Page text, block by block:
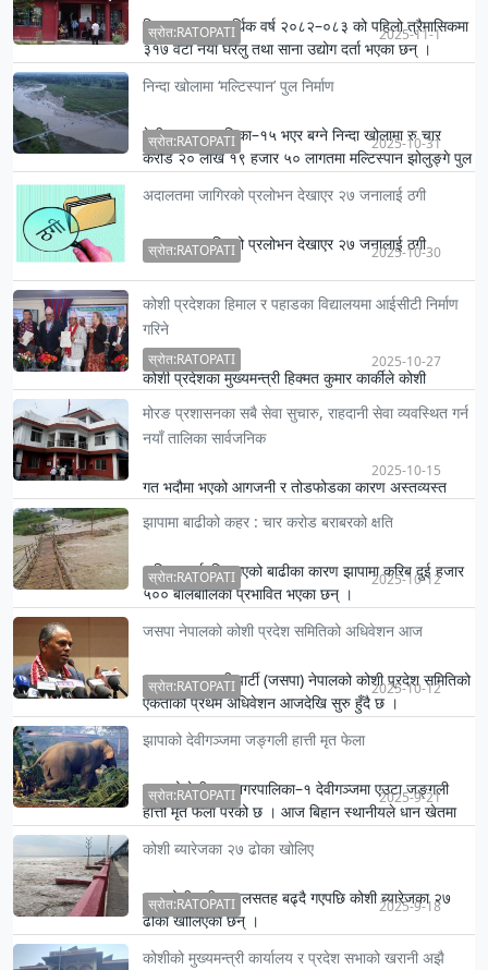
जिल्लामा चालु आर्थिक वर्ष २०८२–०८३ को पहिलो त्रैमासिकमा
३१७ वटा नयाँ घरेलु तथा साना उद्योग दर्ता भएका छन् ।
स्रोत:RATOPATI 2025-11-1
निन्दा खोलामा ‘मल्टिस्पान’ पुल निर्माण
मेचीनगर नगरपालिका–१५ भएर बग्ने निन्दा खोलामा रु चार
करोड २० लाख १९ हजार ५० लागतमा मल्टिस्पान झोलुङ्गे पुल
स्रोत:RATOPATI 2025-10-31
अदालतमा जागिरको प्रलोभन देखाएर २७ जनालाई ठगी
अदालतमा जागिरको प्रलोभन देखाएर २७ जनालाई ठगी
स्रोत:RATOPATI 2025-10-30
कोशी प्रदेशका हिमाल र पहाडका विद्यालयमा आईसीटी निर्माण
गरिने
कोशी प्रदेशका मुख्यमन्त्री हिक्मत कुमार कार्कीले कोशी
प्रदेशका हिमाली र पहाडी जिल्लाका सम्पूर्ण माध्यमिक
विद्यालयहरू…
स्रोत:RATOPATI 2025-10-27
मोरङ प्रशासनका सबै सेवा सुचारु, राहदानी सेवा व्यवस्थित गर्न
नयाँ तालिका सार्वजनिक
गत भदौमा भएको आगजनी र तोडफोडका कारण अस्तव्यस्त
बनेको जिल्ला प्रशासन कार्यालय, मोरङले राष्ट्रिय परिचयपत्र
र राहदानी सेव…
2025-10-15
झापामा बाढीको कहर : चार करोड बराबरको क्षति
अविरल वर्षापछि आएको बाढीका कारण झापामा करिब दुई हजार
५०० बालबालिका प्रभावित भएका छन् ।
स्रोत:RATOPATI 2025-10-12
जसपा नेपालको कोशी प्रदेश समितिको अधिवेशन आज
जनता समाजवादी पार्टी (जसपा) नेपालको कोशी प्रदेश समितिको
एकताको प्रथम अधिवेशन आजदेखि सुरु हुँदै छ ।
स्रोत:RATOPATI 2025-10-12
झापाको देवीगञ्जमा जङ्गली हात्ती मृत फेला
झापाको मेचीनगर नगरपालिका–१ देवीगञ्जमा एउटा जङ्गली
हात्ती मृत फेला परेको छ । आज बिहान स्थानीयले धान खेतमा
स्रोत:RATOPATI 2025-9-21
कोशी ब्यारेजका २७ ढोका खोलिए
सप्तकोशी नदीमा जलसतह बढ्दै गएपछि कोशी ब्यारेजका २७
ढोका खोलिएका छन् ।
स्रोत:RATOPATI 2025-9-18
कोशीको मुख्यमन्त्री कार्यालय र प्रदेश सभाको खरानी अझै